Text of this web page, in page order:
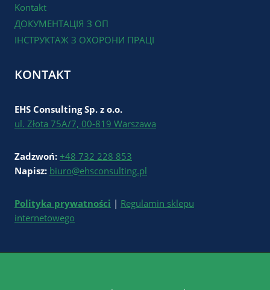
Kontakt
ДОКУМЕНТАЦІЯ З ОП
ІНСТРУКТАЖ З ОХОРОНИ ПРАЦІ
KONTAKT
EHS Consulting Sp. z o.o.
ul. Złota 75A/7, 00-819 Warszawa
Zadzwoń: +48 732 228 853
Napisz: biuro@ehsconsulting.pl
Polityka prywatności | Regulamin sklepu
internetowego